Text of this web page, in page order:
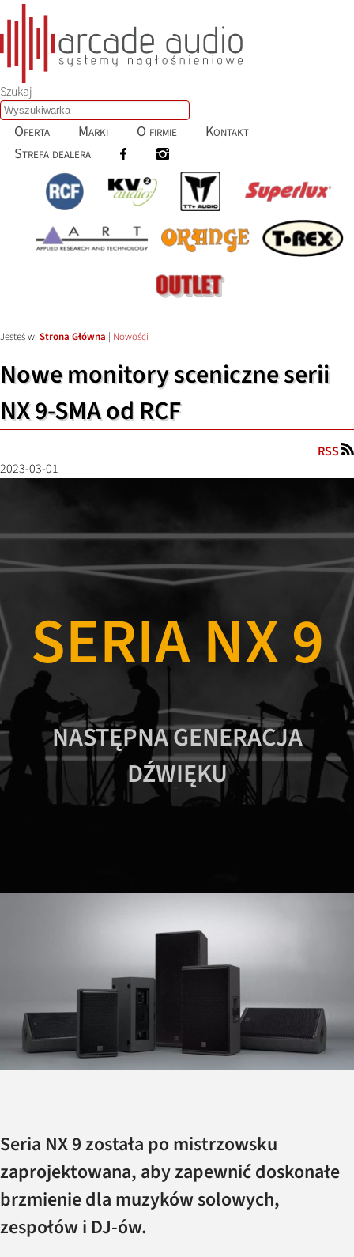
Szukaj
Oferta Marki O firmie
Kontakt
Strefa dealera
Jesteś w: Strona Główna | Nowości
Nowe monitory sceniczne serii
NX 9-SMA od RCF
RSS
2023-03-01
SERIA NX 9
NASTĘPNA GENERACJA
DŹWIĘKU
Seria NX 9 została po mistrzowsku
zaprojektowana, aby zapewnić doskonałe
brzmienie dla muzyków solowych,
zespołów i DJ-ów.